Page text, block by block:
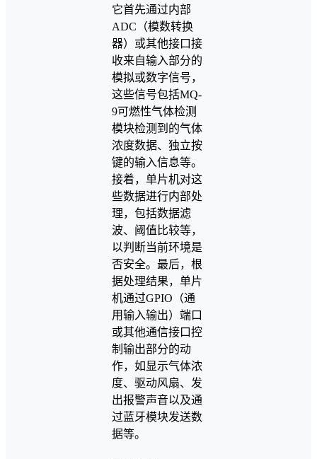
它首先通过内部
ADC（模数转换
器）或其他接口接
收来自输入部分的
模拟或数字信号，
这些信号包括MQ-
9可燃性气体检测
模块检测到的气体
浓度数据、独立按
键的输入信息等。
接着，单片机对这
些数据进行内部处
理，包括数据滤
波、阈值比较等，
以判断当前环境是
否安全。最后，根
据处理结果，单片
机通过GPIO（通
用输入输出）端口
或其他通信接口控
制输出部分的动
作，如显示气体浓
度、驱动风扇、发
出报警声音以及通
过蓝牙模块发送数
据等。